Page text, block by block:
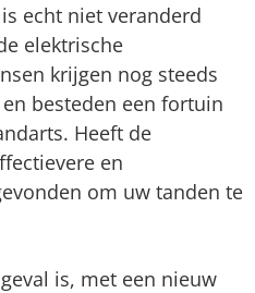
echt niet veranderd
elektrische
krijgen nog steeds
besteden een fortuin
Heeft de
en
om uw tanden te
is, met een nieuw